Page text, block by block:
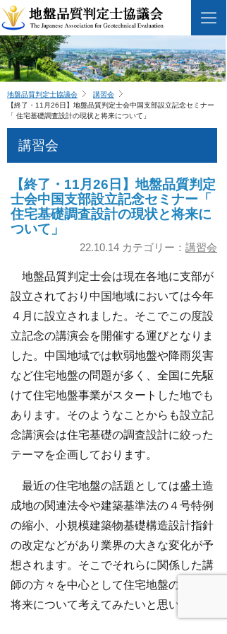
地盤品質判定士協議会
講習会
【終了・11月26日】地盤品質判定士会中国支部設立記念セミナー
「 住宅基礎調査設計の現状と将来について」
講習会
【終了・11月26日】地盤品質判定
士会中国支部設立記念セミナー「
住宅基礎調査設計の現状と将来に
ついて」
22.10.14 カテゴリー： 講習会
地盤品質判定士会は現在各地に支部が
設立されており中国地域においては今年
４月に設立されました。そこでこの度設
立記念の講演会を開催する運びとなりま
した。中国地域では軟弱地盤や降雨災害
など住宅地盤の問題が多く、全国に先駆
けて住宅地盤事業がスタートした地でも
あります。そのようなことからも設立記
念講演会は住宅基礎の調査設計に絞った
テーマを企画しております。
最近の住宅地盤の話題としては盛土造
成地の関連法令や建築基準法の４号特例
の縮小、小規模建築物基礎構造設計指針
の改定などがあり業界の大きな変化が予
想されます。そこでそれらに関係した講
師の方々を中心として住宅地盤の現状と
将来について考えてみたいと思います。